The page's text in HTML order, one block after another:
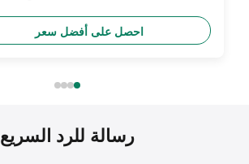
احصل على أفضل سعر
رسالة للرد السريع